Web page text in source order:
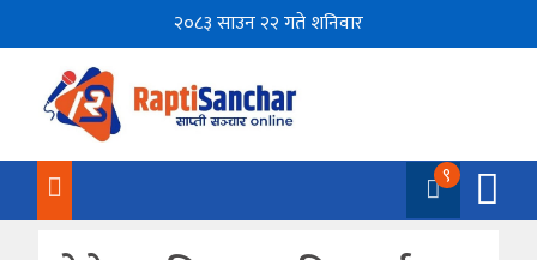
२०८३ साउन २२ गते शनिवार
९